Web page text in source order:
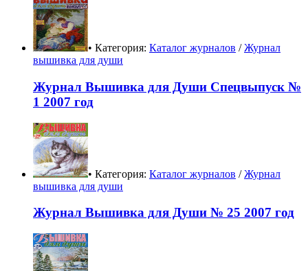
• Категория: Каталог журналов /Журнал
вышивка для души
Журнал Вышивка для Души Спецвыпуск №
1 2007 год
• Категория: Каталог журналов /Журнал
вышивка для души
Журнал Вышивка для Души № 25 2007 год